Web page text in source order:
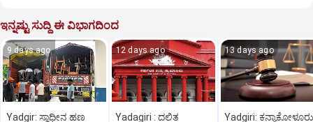
ಇನ್ನಷ್ಟು ಸುದ್ದಿ ಈ ವಿಭಾಗದಿಂದ
9 days ago
Yadgir: ಸ್ವಾಧೀನ ಹಣ
12 days ago
Yadagiri : ದಲಿತ
13 days ago
Yadgiri: ಕನ್ಯಾಕೋಳೂರು